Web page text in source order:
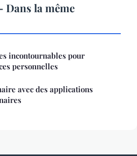
la même
incontournables pour
personnelles
avec des applications